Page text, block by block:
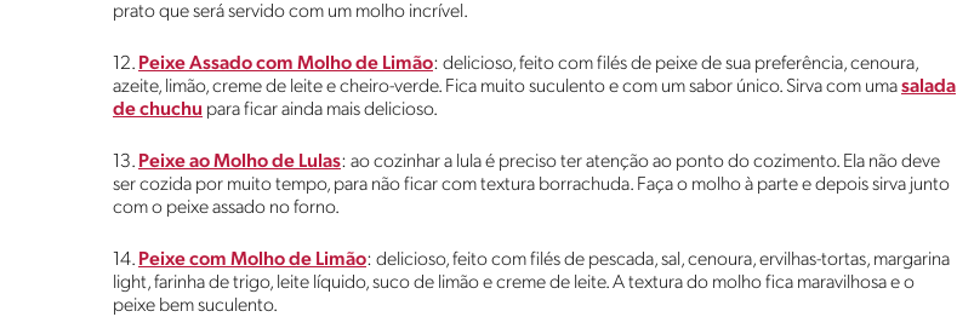
prato que será servido com um molho incrível.
12. Peixe Assado com Molho de Limão: delicioso, feito com filés de peixe de sua preferência, cenoura,
azeite, limão, creme de leite e cheiro-verde. Fica muito suculento e com um sabor único. Sirva com umasalada
de chuchu para ficar ainda mais delicioso.
13. Peixe ao Molho de Lulas: ao cozinhar a lula é preciso ter atenção ao ponto do cozimento. Ela não deve
ser cozida por muito tempo, para não ficar com textura borrachuda. Faça o molho à parte e depois sirva junto
com o peixe assado no forno.
14. Peixe com Molho de Limão: delicioso, feito com filés de pescada, sal, cenoura, ervilhas-tortas, margarina
light, farinha de trigo, leite líquido, suco de limão e creme de leite. A textura do molho fica maravilhosa e o
peixe bem suculento.